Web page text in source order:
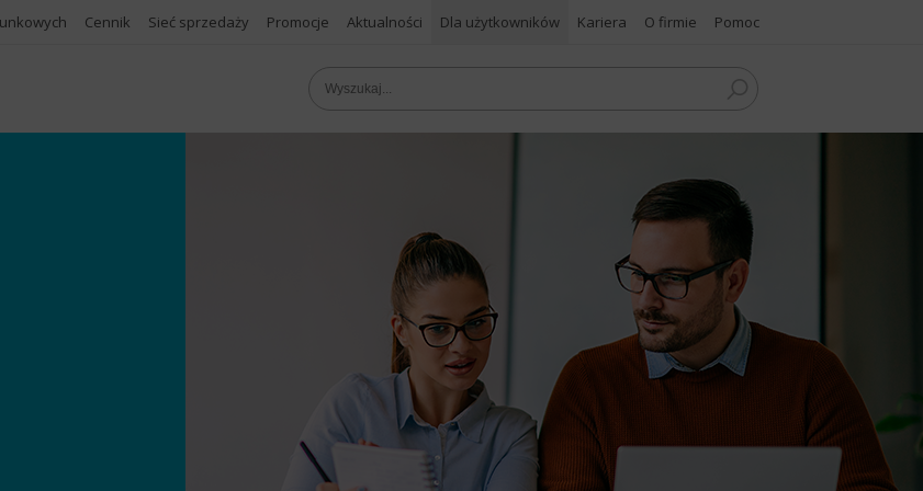
Cennik Sieć sprzedaży Promocje Aktualności Dla użytkowników Kariera O firmie Pomoc